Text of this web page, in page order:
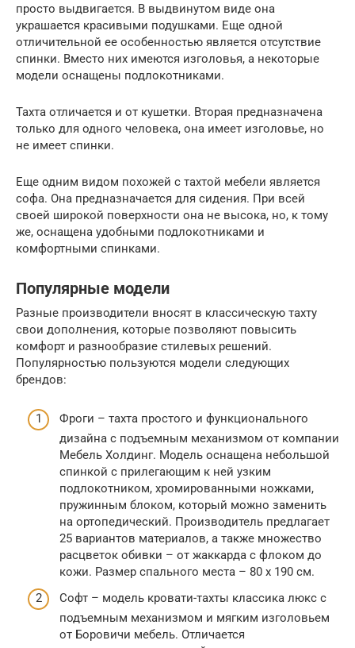
просто выдвигается. В выдвинутом виде она
украшается красивыми подушками. Еще одной
отличительной ее особенностью является отсутствие
спинки. Вместо них имеются изголовья, а некоторые
модели оснащены подлокотниками.
Тахта отличается и от кушетки. Вторая предназначена
только для одного человека, она имеет изголовье, но
не имеет спинки.
Еще одним видом похожей с тахтой мебели является
софа. Она предназначается для сидения. При всей
своей широкой поверхности она не высока, но, к тому
же, оснащена удобными подлокотниками и
комфортными спинками.
Популярные модели
Разные производители вносят в классическую тахту
свои дополнения, которые позволяют повысить
комфорт и разнообразие стилевых решений.
Популярностью пользуются модели следующих
брендов:
Фроги – тахта простого и функционального
дизайна с подъемным механизмом от компании
Мебель Холдинг. Модель оснащена небольшой
спинкой с прилегающим к ней узким
подлокотником, хромированными ножками,
пружинным блоком, который можно заменить
на ортопедический. Производитель предлагает
25 вариантов материалов, а также множество
расцветок обивки – от жаккарда с флоком до
кожи. Размер спального места – 80 х 190 см.
Софт – модель кровати-тахты классика люкс с
подъемным механизмом и мягким изголовьем
от Боровичи мебель. Отличается